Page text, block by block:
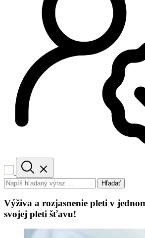
Hľadať
Výživa a rozjasnenie pleti v
svojej pleti šťavu!